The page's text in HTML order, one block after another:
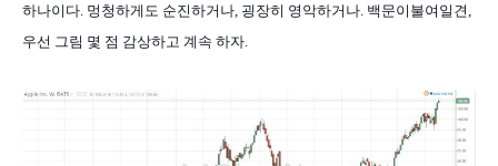
하나이다. 멍청하게도 순진하거나, 굉장히 영악하거나. 백문이불여일견,
우선 그림 몇 점 감상하고 계속 하자.